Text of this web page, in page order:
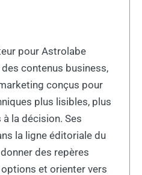
pour Astrolabe
contenus business,
conçus pour
plus lisibles, plus
la décision. Ses
la ligne éditoriale du
des repères
et orienter vers